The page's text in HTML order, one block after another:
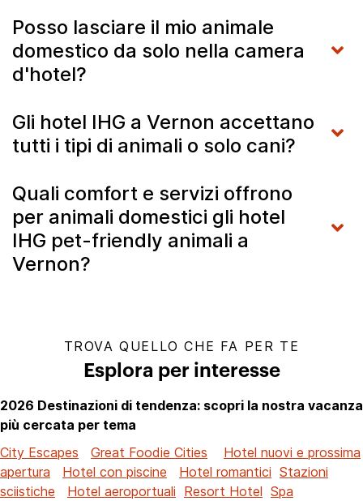
Posso lasciare il mio animale
domestico da solo nella camera
d'hotel?
Gli hotel IHG a Vernon accettano
tutti i tipi di animali o solo cani?
Quali comfort e servizi offrono
per animali domestici gli hotel
IHG pet-friendly animali a
Vernon?
TROVA QUELLO CHE FA PER TE
Esplora per interesse
2026 Destinazioni di tendenza: scopri la nostra vacanza
più cercata per tema
City Escapes
Great Foodie Cities
Hotel nuovi e prossima
apertura
Hotel con piscine Hotel romantici Stazioni
sciistiche
Hotel aeroportuali Resort Hotel Spa